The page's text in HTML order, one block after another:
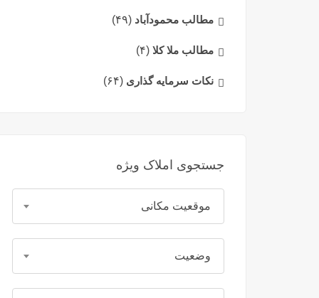
مطالب محمودآباد (۴۹)
مطالب ملا کلا (۴)
نکات سرمایه گذاری (۶۴)
جستجوی املاک ویژه
موقعیت مکانی
وضعیت